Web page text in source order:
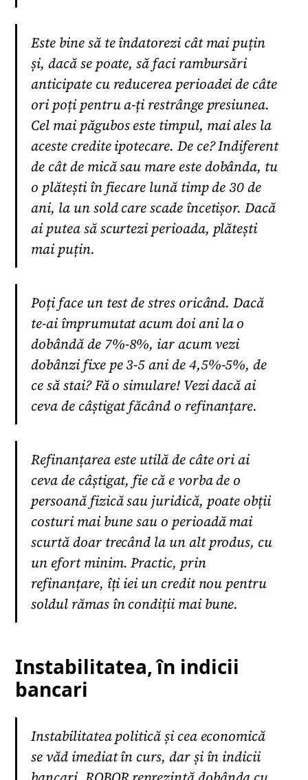
Este bine să te îndatorezi cât mai puțin
și, dacă se poate, să faci rambursări
anticipate cu reducerea perioadei de câte
ori poți pentru a-ți restrânge presiunea.
Cel mai păgubos este timpul, mai ales la
aceste credite ipotecare. De ce? Indiferent
de cât de mică sau mare este dobânda, tu
o plătești în fiecare lună timp de 30 de
ani, la un sold care scade încetișor. Dacă
ai putea să scurtezi perioada, plătești
mai puțin.
Poți face un test de stres oricând. Dacă
te-ai împrumutat acum doi ani la o
dobândă de 7%-8%, iar acum vezi
dobânzi fixe pe 3-5 ani de 4,5%-5%, de
ce să stai? Fă o simulare! Vezi dacă ai
ceva de câștigat făcând o refinanțare.
Refinanțarea este utilă de câte ori ai
ceva de câștigat, fie că e vorba de o
persoană fizică sau juridică, poate obții
costuri mai bune sau o perioadă mai
scurtă doar trecând la un alt produs, cu
un efort minim. Practic, prin
refinanțare, îți iei un credit nou pentru
soldul rămas în condiții mai bune.
Instabilitatea, în indicii
bancari
Instabilitatea politică și cea economică
se văd imediat în curs, dar și în indicii